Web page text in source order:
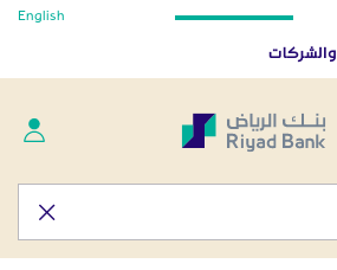
المركز الإعلامي
الرياض
والشركات
English